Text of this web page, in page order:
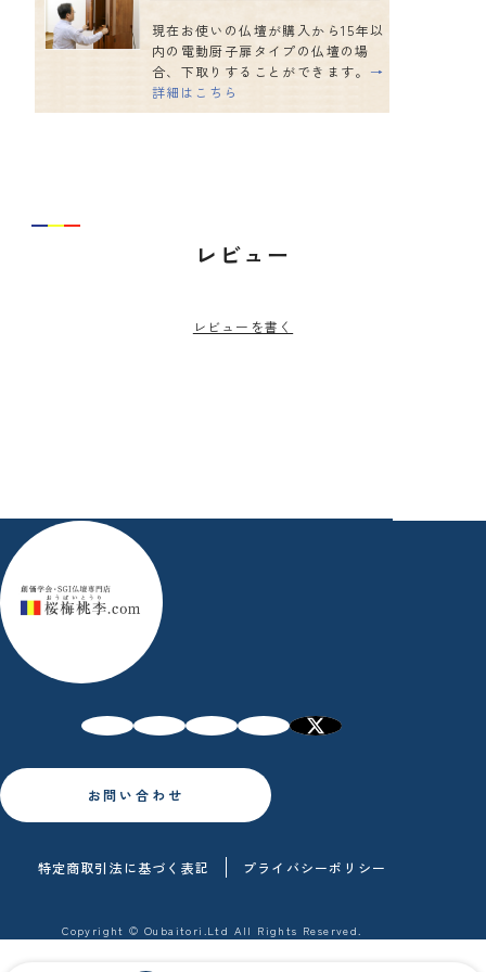
現在お使いの仏壇が購入から15年以
内の電動厨子扉タイプの仏壇の場
合、下取りすることができます。 →
詳細はこちら
レビュー
レビューを書く
Copyright © Oubaitori.Ltd All Rights Reserved.
お問い合わせ
特定商取引法に基づく表記 プライバシーポリシー